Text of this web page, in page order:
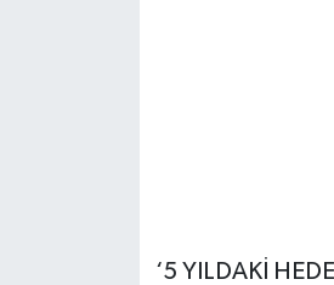
‘5 YILDAKİ